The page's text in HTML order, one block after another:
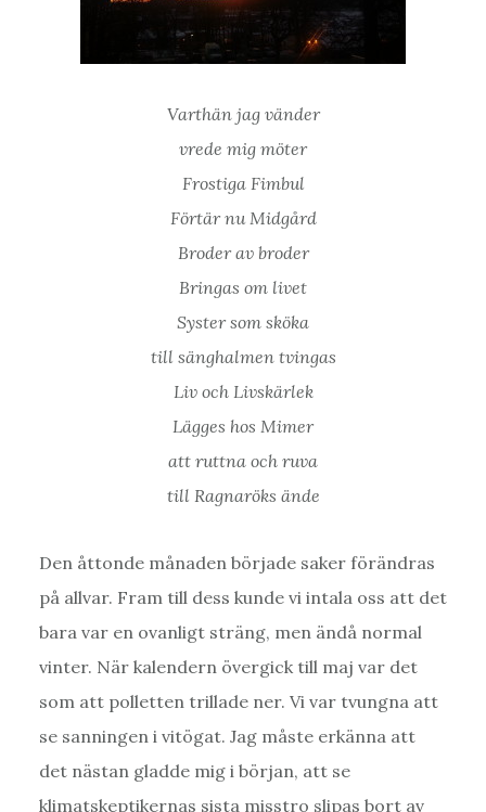
Varthän jag vänder
vrede mig möter
Frostiga Fimbul
Förtär nu Midgård
Broder av broder
Bringas om livet
Syster som sköka
till sänghalmen tvingas
Liv och Livskärlek
Lägges hos Mimer
att ruttna och ruva
till Ragnaröks ände
Den åttonde månaden började saker förändras
på allvar. Fram till dess kunde vi intala oss att det
bara var en ovanligt sträng, men ändå normal
vinter. När kalendern övergick till maj var det
som att polletten trillade ner. Vi var tvungna att
se sanningen i vitögat. Jag måste erkänna att
det nästan gladde mig i början, att se
klimatskeptikernas sista misstro slipas bort av